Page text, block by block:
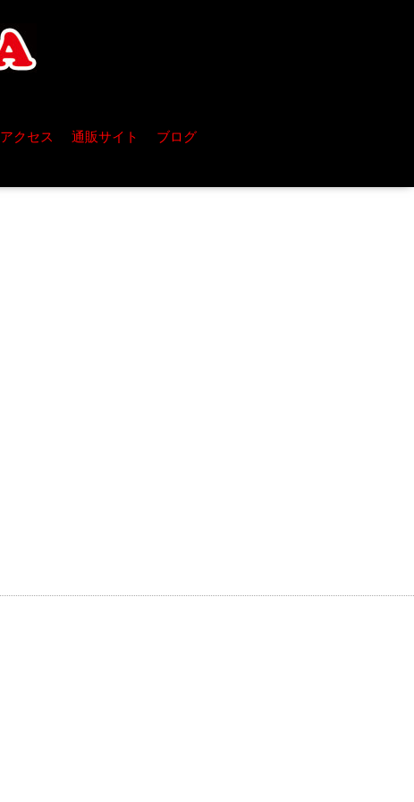
アクセス 通販サイト
ブログ